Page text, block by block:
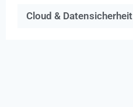
Cloud & Datensicherheit